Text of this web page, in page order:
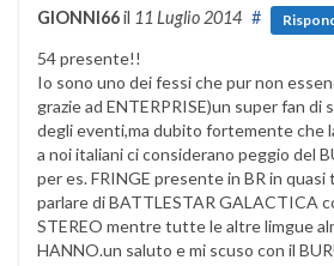
GIONNI66il 11 Luglio 2014 #
54 presente!!
Io sono uno dei fessi che pur non
grazie ad ENTERPRISE)un super fan
degli eventi,ma dubito fortemente che
a noi italiani ci considerano peggio del
per es. FRINGE presente in BR in
parlare di BATTLESTAR GALACTICA
STEREO mentre tutte le altre limgue
HANNO.un saluto e mi scuso con il